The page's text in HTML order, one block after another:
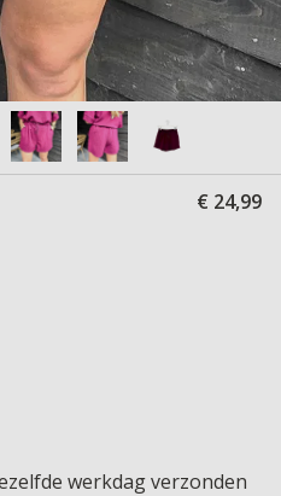
€ 24,99
werkdag verzonden